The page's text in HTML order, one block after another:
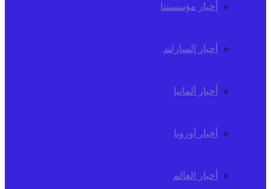
أخبار مؤسستنا
أخبار السارلند
أخبار ألمانيا
أخبار أوروبا
أخبار العالم